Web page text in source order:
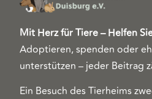
Mit Herz für Tiere – Helfen
Adoptieren, spenden oder
unterstützen – jeder Beitrag
Ein Besuch des Tierheims